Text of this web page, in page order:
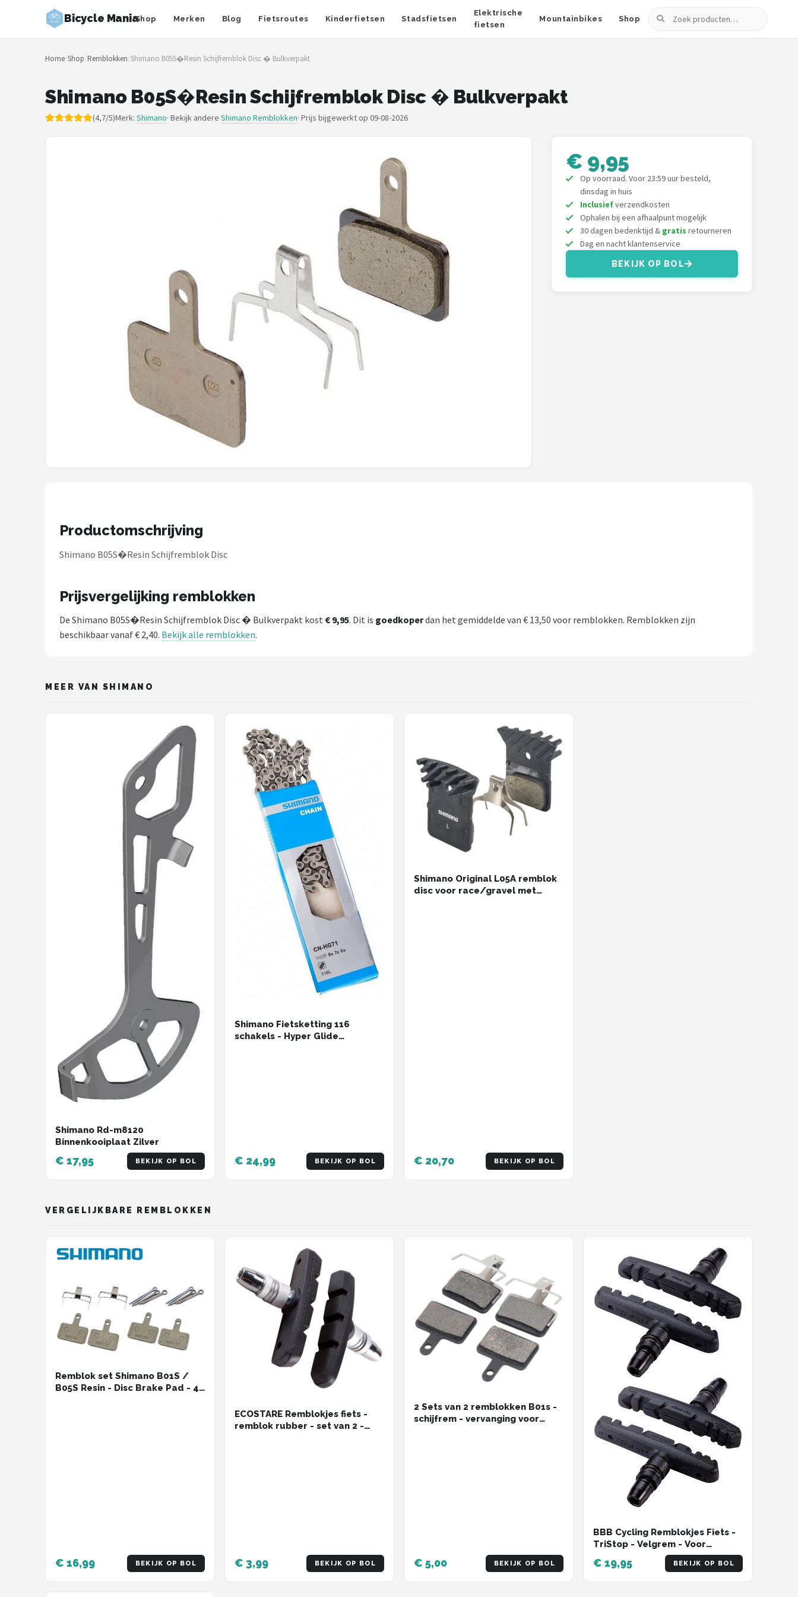
Bicycle ManiaShop Merken Blog Fietsroutes Kinderfietsen Stadsfietsen
Elektrische
fietsen
Mountainbikes Shop
Zoeken
Zoeken
NAVIGATIE
Merken
Schwalbe
Shimano
Home/Shop/Remblokken/Shimano B05S�Resin Schijfremblok Disc � Bulkverpakt
Shimano B05S�Resin Schijfremblok Disc � Bulkverpakt
(4,7/5)Merk: Shimano· Bekijk andere Shimano Remblokken· Prijs bijgewerkt op 09-08-2026
€ 9,95
Op voorraad. Voor 23:59 uur besteld,
dinsdag in huis
Inclusiefverzendkosten
Ophalen bij een afhaalpunt mogelijk
30 dagen bedenktijd & gratis retourneren
Dag en nacht klantenservice
BEKIJK OP BOL
Productomschrijving
Shimano B05S�Resin Schijfremblok Disc
Prijsvergelijking remblokken
De Shimano B05S�Resin Schijfremblok Disc � Bulkverpakt kost € 9,95. Dit is goedkoperdan het gemiddelde van € 13,50 voor remblokken. Remblokken zijn
beschikbaar vanaf € 2,40. Bekijk alle remblokken.
MEER VAN SHIMANO
Shimano Rd-m8120
Binnenkooiplaat Zilver
€ 17,95 BEKIJK OP BOL
Shimano Fietsketting 116
schakels - Hyper Glide
€ 24,99 BEKIJK OP BOL
Shimano Original L05A remblok
disc voor race/gravel met
€ 20,70 BEKIJK OP BOL
VERGELIJKBARE REMBLOKKEN
Remblok set Shimano B01S /
B05S Resin - Disc Brake Pad - 4
€ 16,99 BEKIJK OP BOL
ECOSTARE Remblokjes fiets -
remblok rubber - set van 2 -
€ 3,99 BEKIJK OP BOL
2 Sets van 2 remblokken B01s -
schijfrem - vervanging voor
€ 5,00 BEKIJK OP BOL
BBB Cycling Remblokjes Fiets -
TriStop - Velgrem - Voor
Stadsfiets & Mountainbike -
Shimano Compatibel - V-Brake
Remblokken - Zwart - BBS-16
€ 19,95 BEKIJK OP BOL